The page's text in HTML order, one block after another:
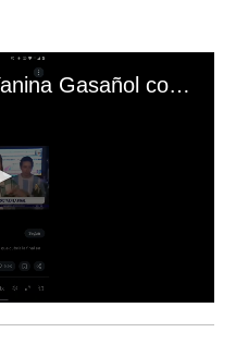
El mal momento de Yanina Gasañol con un hincha argentino en "Subrayado"